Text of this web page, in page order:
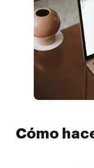
Cómo